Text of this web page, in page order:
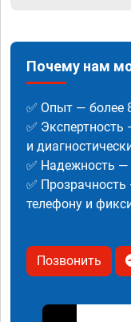
Почему нам
✅ Опыт — более
✅
и
✅ Надежность —
✅
телефону и
Позвонить